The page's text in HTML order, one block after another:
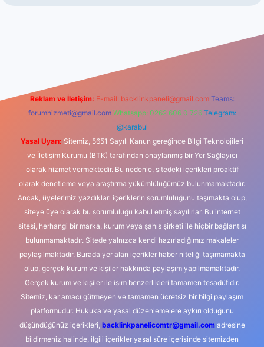
Reklam ve İletişim: E-mail: backlinkpaneli@gmail.com Teams:
forumhizmeti@gmail.com Whatsapp: 0262 606 0 726 Telegram:
@karabul
Yasal Uyarı: Sitemiz, 5651 Sayılı Kanun gereğince Bilgi Teknolojileri
ve İletişim Kurumu (BTK) tarafından onaylanmış bir Yer Sağlayıcı
olarak hizmet vermektedir. Bu nedenle, sitedeki içerikleri proaktif
olarak denetleme veya araştırma yükümlülüğümüz bulunmamaktadır.
Ancak, üyelerimiz yazdıkları içeriklerin sorumluluğunu taşımakta olup,
siteye üye olarak bu sorumluluğu kabul etmiş sayılırlar. Bu internet
sitesi, herhangi bir marka, kurum veya şahıs şirketi ile hiçbir bağlantısı
bulunmamaktadır. Sitede yalnızca kendi hazırladığımız makaleler
paylaşılmaktadır. Burada yer alan içerikler haber niteliği taşımamakta
olup, gerçek kurum ve kişiler hakkında paylaşım yapılmamaktadır.
Gerçek kurum ve kişiler ile isim benzerlikleri tamamen tesadüfidir.
Sitemiz, kar amacı gütmeyen ve tamamen ücretsiz bir bilgi paylaşım
platformudur. Hukuka ve yasal düzenlemelere aykırı olduğunu
düşündüğünüz içerikleri, backlinkpanelicomtr@gmail.comadresine
bildirmeniz halinde, ilgili içerikler yasal süre içerisinde sitemizden